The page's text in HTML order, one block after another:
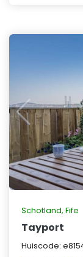
Schotland, Fife
Tayport
Huiscode: